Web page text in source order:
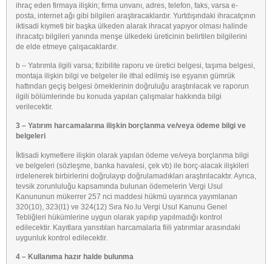
ihraç eden firmaya ilişkin; firma unvanı, adres, telefon, faks, varsa e-
posta, internet ağı gibi bilgileri araştıracaklardır. Yurtdışındaki ihracatçının
iktisadi kıymeti bir başka ülkeden alarak ihracat yapıyor olması halinde
ihracatçı bilgileri yanında menşe ülkedeki üreticinin belirtilen bilgilerini
de elde etmeye çalışacaklardır.
b – Yatırımla ilgili varsa; fizibilite raporu ve üretici belgesi, taşıma belgesi,
montaja ilişkin bilgi ve belgeler ile ithal edilmiş ise eşyanın gümrük
hattından geçiş belgesi örneklerinin doğruluğu araştırılacak ve raporun
ilgili bölümlerinde bu konuda yapılan çalışmalar hakkında bilgi
verilecektir.
3 – Yatırım harcamalarına ilişkin borçlanma ve/veya ödeme bilgi ve
belgeleri
İktisadi kıymetlere ilişkin olarak yapılan ödeme ve/veya borçlanma bilgi
ve belgeleri (sözleşme, banka havalesi, çek vb) ile borç-alacak ilişkileri
irdelenerek birbirlerini doğrulayıp doğrulamadıkları araştırılacaktır. Ayrıca,
tevsik zorunluluğu kapsamında bulunan ödemelerin Vergi Usul
Kanununun mükerrer 257 nci maddesi hükmü uyarınca yayımlanan
320(10), 323(I1) ve 324(12) Sıra No.lu Vergi Usul Kanunu Genel
Tebliğleri hükümlerine uygun olarak yapılıp yapılmadığı kontrol
edilecektir. Kayıtlara yansıtılan harcamalarla fiili yatırımlar arasındaki
uygunluk kontrol edilecektir.
4 – Kullanıma hazır halde bulunma